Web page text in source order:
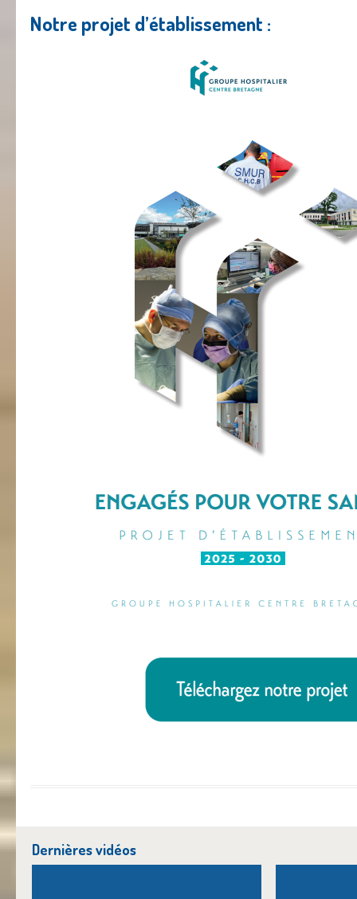
Notre projet d’établissement :
Dernières vidéos